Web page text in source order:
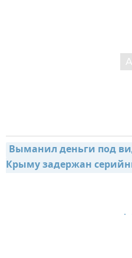
Выманил деньги под
Крыму задержан